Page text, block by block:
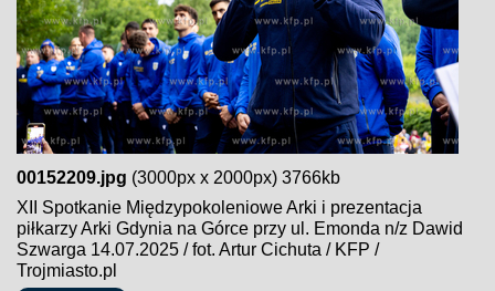
00152209.jpg (3000px x 2000px) 3766kb
XII Spotkanie Międzypokoleniowe Arki i prezentacja
piłkarzy Arki Gdynia na Górce przy ul. Emonda n/z Dawid
Szwarga 14.07.2025 / fot. Artur Cichuta / KFP /
Trojmiasto.pl